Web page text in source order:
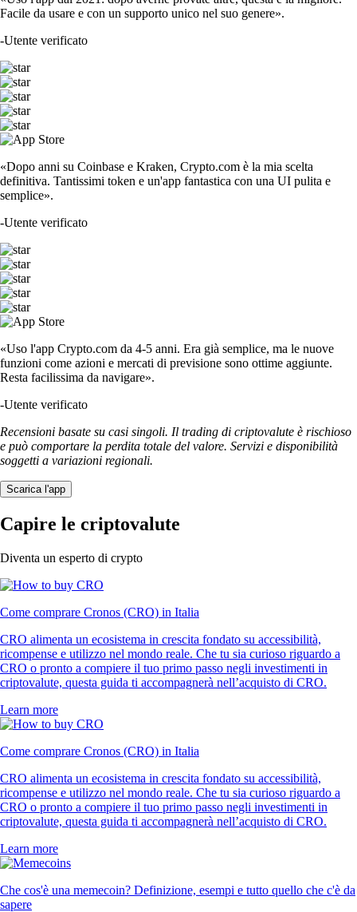
Facile da usare e con un supporto unico nel suo genere».
-Utente verificato
«Dopo anni su Coinbase e Kraken, Crypto.com è la mia scelta
definitiva. Tantissimi token e un'app fantastica con una UI pulita e
semplice».
-Utente verificato
«Uso l'app Crypto.com da 4-5 anni. Era già semplice, ma le nuove
funzioni come azioni e mercati di previsione sono ottime aggiunte.
Resta facilissima da navigare».
-Utente verificato
Recensioni basate su casi singoli. Il trading di criptovalute è rischioso
e può comportare la perdita totale del valore. Servizi e disponibilità
soggetti a variazioni regionali.
Scarica l'app
Capire le criptovalute
Diventa un esperto di crypto
Come comprare Cronos (CRO) in Italia
CRO alimenta un ecosistema in crescita fondato su accessibilità,
ricompense e utilizzo nel mondo reale. Che tu sia curioso riguardo a
CRO o pronto a compiere il tuo primo passo negli investimenti in
criptovalute, questa guida ti accompagnerà nell’acquisto di CRO.
Learn more
Come comprare Cronos (CRO) in Italia
CRO alimenta un ecosistema in crescita fondato su accessibilità,
ricompense e utilizzo nel mondo reale. Che tu sia curioso riguardo a
CRO o pronto a compiere il tuo primo passo negli investimenti in
criptovalute, questa guida ti accompagnerà nell’acquisto di CRO.
Learn more
Che cos'è una memecoin? Definizione, esempi e tutto quello che c'è da
sapere